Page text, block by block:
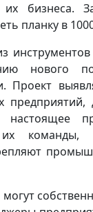
их бизнеса.
планку в
инструментов
нового
Проект
предприятий,
настоящее
команды,